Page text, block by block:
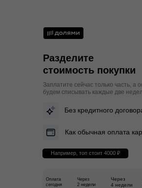
Например, топ стоит 4000 ₽
Разделите
стоимость покупки
Заплатите сейчас только часть, а
будем списывать каждые две
Без кредитного
Как обычная оплата
Оплата
сегодня
Через
2 недели
Через
4 недели